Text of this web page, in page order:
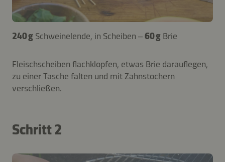
240 g Schweinelende, in Scheiben –60 g Brie
Fleischscheiben flachklopfen, etwas Brie darauflegen,
zu einer Tasche falten und mit Zahnstochern
verschließen.
Schritt 2